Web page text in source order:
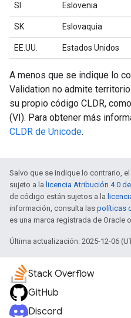
SI Eslovenia
SK Eslovaquia
EE.UU. Estados Unidos
A menos que se indique lo
Validation no admite
su propio código CLDR,
(VI). Para obtener más
CLDR de Unicode.
Salvo que se indique lo contrario,
sujeto a la licencia Atribución 4.0
de código están sujetos a la
información, consulta las políticas
es una marca registrada de Oracle
Última actualización: 2025-12-06
Stack Overflow
GitHub
Discord